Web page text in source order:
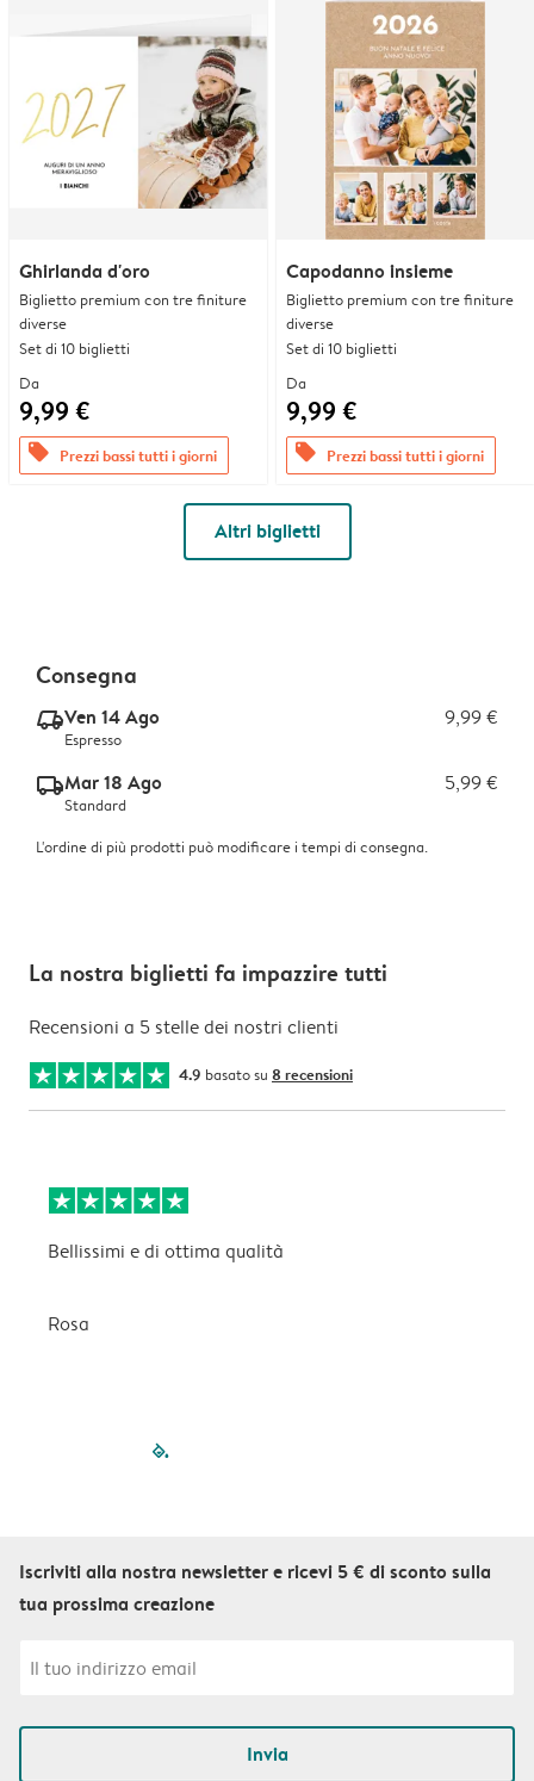
Ghirlanda d'oro
Biglietto premium con tre finiture
diverse
Set di 10 biglietti
Da
9,99 €
offers Prezzi bassi tutti i giorni
Capodanno insieme
Biglietto premium con tre finiture
diverse
Set di 10 biglietti
Da
9,99 €
offers Prezzi bassi tutti i giorni
Altri biglietti
Consegna
delivery_express_v2Ven 14 Ago 9,99 €
Espresso
delivery_standard_v2Mar 18 Ago 5,99 €
Standard
L'ordine di più prodotti può modificare i tempi di consegna.
La nostra biglietti fa impazzire tutti
Recensioni a 5 stelle dei nostri clienti
4.9 basato su 8 recensioni
Bellissimi e di ottima qualità
Rosa
filled-pagination
Iscriviti alla nostra newsletter e ricevi 5 € di sconto sulla
tua prossima creazione
Invia